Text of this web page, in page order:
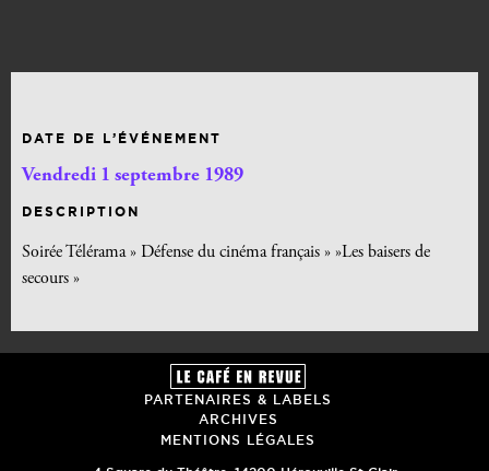
DATE DE L’ÉVÉNEMENT
Vendredi 1 septembre 1989
DESCRIPTION
Soirée Télérama » Défense du cinéma français » »Les baisers de
secours »
PARTENAIRES & LABELS
ARCHIVES
MENTIONS LÉGALES